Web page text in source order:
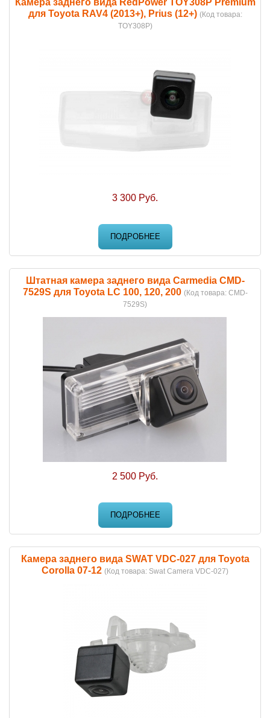
Камера заднего вида RedPower TOY308P Premium
для Toyota RAV4 (2013+), Prius (12+) (Код товара:
TOY308P)
3 300 Руб.
ПОДРОБНЕЕ
Штатная камера заднего вида Carmedia CMD-
7529S для Toyota LC 100, 120, 200 (Код товара: CMD-
7529S)
2 500 Руб.
ПОДРОБНЕЕ
Камера заднего вида SWAT VDC-027 для Toyota
Corolla 07-12 (Код товара: Swat Camera VDC-027)